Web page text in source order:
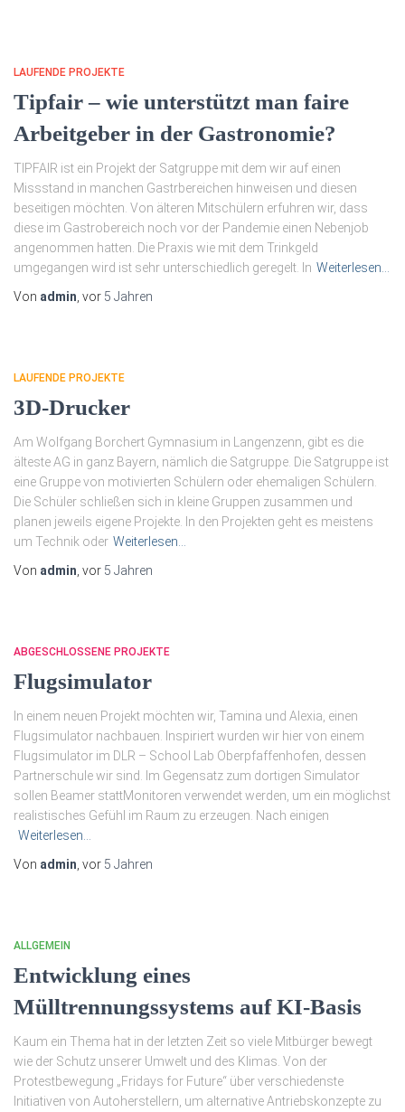
LAUFENDE PROJEKTE
Tipfair – wie unterstützt man faire
Arbeitgeber in der Gastronomie?
TIPFAIR ist ein Projekt der Satgruppe mit dem wir auf einen
Missstand in manchen Gastrbereichen hinweisen und diesen
beseitigen möchten. Von älteren Mitschülern erfuhren wir, dass
diese im Gastrobereich noch vor der Pandemie einen Nebenjob
angenommen hatten. Die Praxis wie mit dem Trinkgeld
umgegangen wird ist sehr unterschiedlich geregelt. In Weiterlesen…
Von admin, vor 5 Jahren
LAUFENDE PROJEKTE
3D-Drucker
Am Wolfgang Borchert Gymnasium in Langenzenn, gibt es die
älteste AG in ganz Bayern, nämlich die Satgruppe. Die Satgruppe ist
eine Gruppe von motivierten Schülern oder ehemaligen Schülern.
Die Schüler schließen sich in kleine Gruppen zusammen und
planen jeweils eigene Projekte. In den Projekten geht es meistens
um Technik oder Weiterlesen…
Von admin, vor 5 Jahren
ABGESCHLOSSENE PROJEKTE
Flugsimulator
In einem neuen Projekt möchten wir, Tamina und Alexia, einen
Flugsimulator nachbauen. Inspiriert wurden wir hier von einem
Flugsimulator im DLR – School Lab Oberpfaffenhofen, dessen
Partnerschule wir sind. Im Gegensatz zum dortigen Simulator
sollen Beamer stattMonitoren verwendet werden, um ein möglichst
realistisches Gefühl im Raum zu erzeugen. Nach einigen
Weiterlesen…
Von admin, vor 5 Jahren
ALLGEMEIN
Entwicklung eines
Mülltrennungssystems auf KI-Basis
Kaum ein Thema hat in der letzten Zeit so viele Mitbürger bewegt
wie der Schutz unserer Umwelt und des Klimas. Von der
Protestbewegung „Fridays for Future“ über verschiedenste
Initiativen von Autoherstellern, um alternative Antriebskonzepte zu